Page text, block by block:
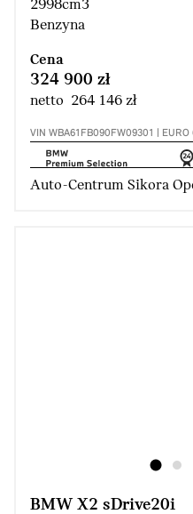
2998cm3
Benzyna
Cena
324 900 zł
netto 264 146 zł
VIN WBA61FB090FW09301 |
Auto-Centrum Sikora
BMW X2 sDrive20i